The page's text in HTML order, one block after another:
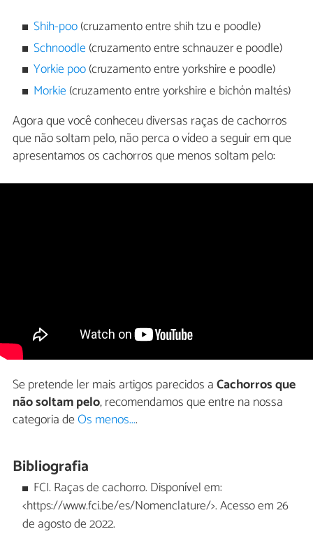
Shih-poo(cruzamento entre shih tzu e poodle)
Schnoodle (cruzamento entre schnauzer e poodle)
Yorkie poo(cruzamento entre yorkshire e poodle)
Morkie (cruzamento entre yorkshire e bichón maltés)
Agora que você conheceu diversas raças de cachorros
que não soltam pelo, não perca o vídeo a seguir em que
apresentamos os cachorros que menos soltam pelo:
Se pretende ler mais artigos parecidos aCachorros que
não soltam pelo, recomendamos que entre na nossa
categoria deOs menos....
Bibliografia
FCI. Raças de cachorro. Disponível em:
<https://www.fci.be/es/Nomenclature/>. Acesso em 26
de agosto de 2022.